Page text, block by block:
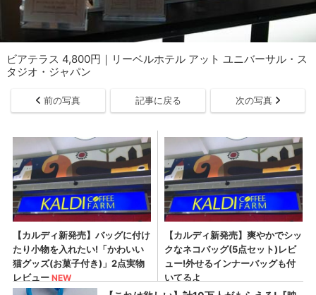
ビアテラス 4,800円｜リーベルホテル アット ユニバーサル・ス
タジオ・ジャパン
前の写真 記事に戻る 次の写真